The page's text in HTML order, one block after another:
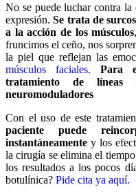
No se puede luchar contra
expresión.Se trata de
a la acción de los músculos
fruncimos el ceño, nos
la piel que reflejan las
músculos faciales.Para
tratamiento de
neuromoduladores
Con el uso de este
paciente puede
instantáneamente y los
la cirugía se elimina el
los resultados a los pocos
botulínica? Pide cita ya aquí.